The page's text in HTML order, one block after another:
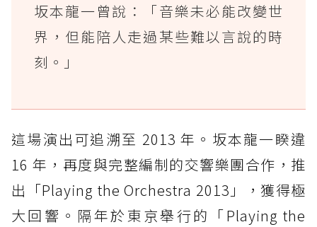
坂本龍一曾說：「音樂未必能改變世
界，但能陪人走過某些難以言說的時
刻。」
這場演出可追溯至 2013 年。坂本龍一睽違
16 年，再度與完整編制的交響樂團合作，推
出「Playing the Orchestra 2013」，獲得極
大回響。隔年於東京舉行的「Playing the